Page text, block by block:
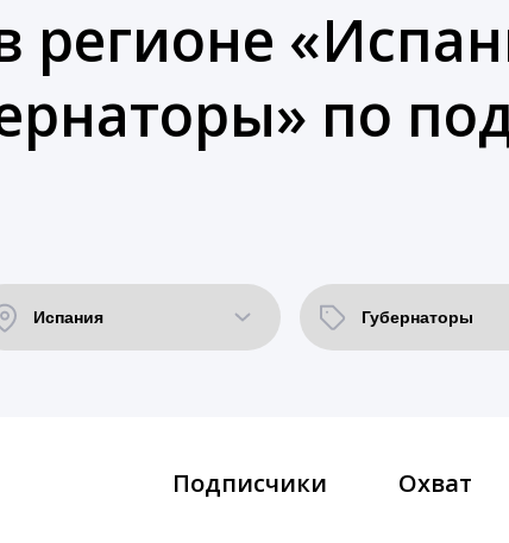
регионе
по
Подписчики Охват